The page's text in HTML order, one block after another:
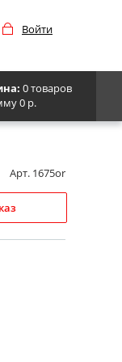
Войти
0 товаров
0 р.
Арт. 1675or